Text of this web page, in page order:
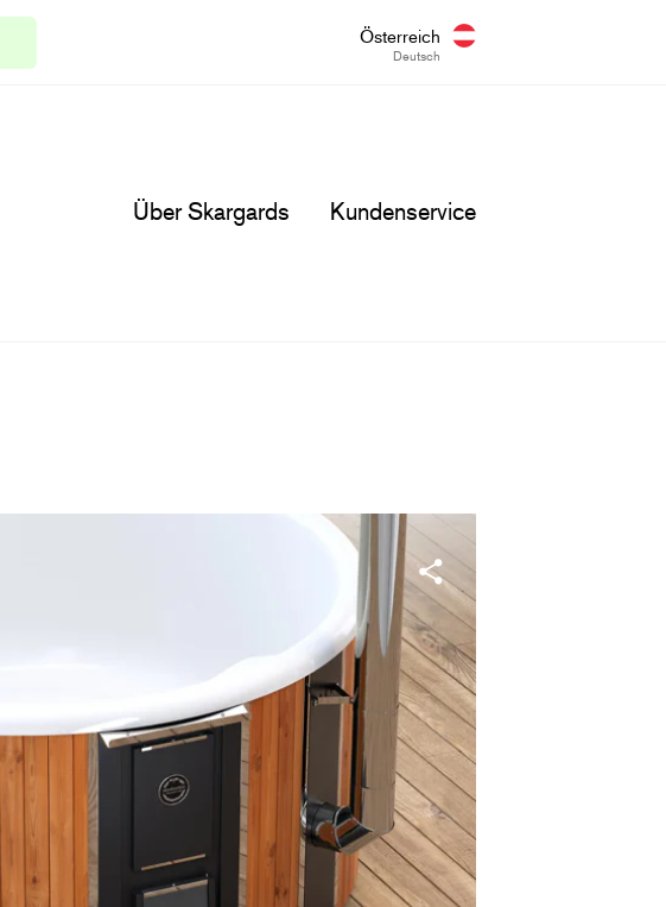
Über Skargards Kundenservice
Österreich
Deutsch